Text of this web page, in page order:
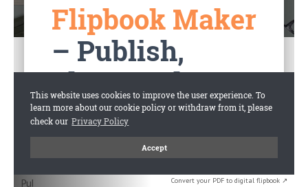
Convert your PDF to digital flipbook ↗